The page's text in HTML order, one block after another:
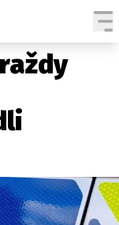
CELEBRITY
CELEBRITY